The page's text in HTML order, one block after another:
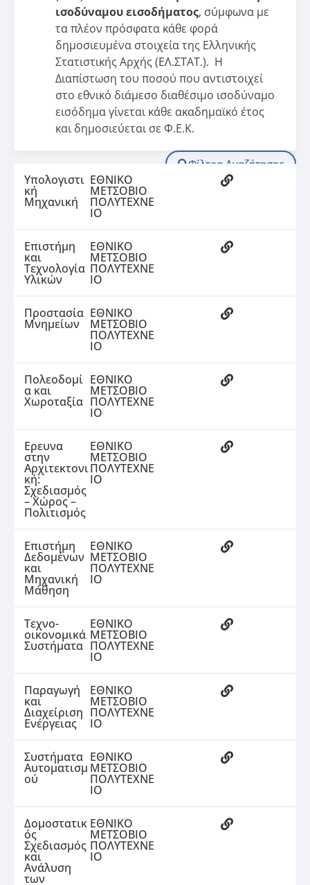
ισοδύναμου εισοδήματος, σύμφωνα με
τα πλέον πρόσφατα κάθε φορά
δημοσιευμένα στοιχεία της Ελληνικής
Στατιστικής Αρχής (ΕΛ.ΣΤΑΤ.). H
Διαπίστωση του ποσού που αντιστοιχεί
στο εθνικό διάμεσο διαθέσιμο ισοδύναμο
εισόδημαγίνεται κάθε ακαδημαϊκό έτος
και δημοσιεύεται σε Φ.Ε.Κ.
Φίλτρα Αναζήτησης
Υπολογιστι
κή
Μηχανική
ΕΘΝΙΚΟ
ΜΕΤΣΟΒΙΟ
ΠΟΛΥΤΕΧΝΕ
ΙΟ
Επιστήμη
και
Τεχνολογία
Υλικών
ΕΘΝΙΚΟ
ΜΕΤΣΟΒΙΟ
ΠΟΛΥΤΕΧΝΕ
ΙΟ
Προστασία
Μνημείων
ΕΘΝΙΚΟ
ΜΕΤΣΟΒΙΟ
ΠΟΛΥΤΕΧΝΕ
ΙΟ
Πολεοδομί
α και
Χωροταξία
ΕΘΝΙΚΟ
ΜΕΤΣΟΒΙΟ
ΠΟΛΥΤΕΧΝΕ
ΙΟ
Ερευνα
στην
Αρχιτεκτονι
κή:
Σχεδιασμός
– Χώρος –
Πολιτισμός
ΕΘΝΙΚΟ
ΜΕΤΣΟΒΙΟ
ΠΟΛΥΤΕΧΝΕ
ΙΟ
Επιστήμη
Δεδομένων
και
Μηχανική
Μάθηση
ΕΘΝΙΚΟ
ΜΕΤΣΟΒΙΟ
ΠΟΛΥΤΕΧΝΕ
ΙΟ
Τεχνο-
οικονομικά
Συστήματα
ΕΘΝΙΚΟ
ΜΕΤΣΟΒΙΟ
ΠΟΛΥΤΕΧΝΕ
ΙΟ
Παραγωγή
και
Διαχείριση
Ενέργειας
ΕΘΝΙΚΟ
ΜΕΤΣΟΒΙΟ
ΠΟΛΥΤΕΧΝΕ
ΙΟ
Συστήματα
Αυτοματισμ
ού
ΕΘΝΙΚΟ
ΜΕΤΣΟΒΙΟ
ΠΟΛΥΤΕΧΝΕ
ΙΟ
Δομοστατικ
ός
Σχεδιασμός
και
Ανάλυση
των
ΕΘΝΙΚΟ
ΜΕΤΣΟΒΙΟ
ΠΟΛΥΤΕΧΝΕ
ΙΟ